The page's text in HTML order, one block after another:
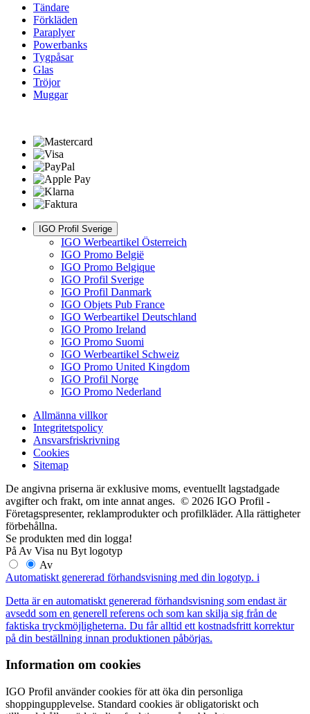
Tändare
Förkläden
Paraplyer
Powerbanks
Tygpåsar
Glas
Tröjor
Muggar
IGO Profil Sverige
IGO Werbeartikel Österreich
IGO Promo België
IGO Promo Belgique
IGO Profil Sverige
IGO Profil Danmark
IGO Objets Pub France
IGO Werbeartikel Deutschland
IGO Promo Ireland
IGO Promo Suomi
IGO Werbeartikel Schweiz
IGO Promo United Kingdom
IGO Profil Norge
IGO Promo Nederland
Allmänna villkor
Integritetspolicy
Ansvarsfriskrivning
Cookies
Sitemap
De angivna priserna är exklusive moms, eventuellt lagstadgade
avgifter och frakt, om inte annat anges. © 2026 IGO Profil -
Företagspresenter, reklamprodukter och profilkläder. Alla rättigheter
förbehållna.
Se produkten med din logga!
På Av Visa nu Byt logotyp
Av
Automatiskt genererad förhandsvisning med din logotyp. i
Detta är en automatiskt genererad förhandsvisning som endast är
avsedd som en generell referens och som kan skilja sig från de
faktiska tryckmöjligheterna. Du får alltid ett kostnadsfritt korrektur
på din beställning innan produktionen påbörjas.
Information om cookies
IGO Profil använder cookies för att öka din personliga
shoppingupplevelse. Standard cookies är obligatoriskt och